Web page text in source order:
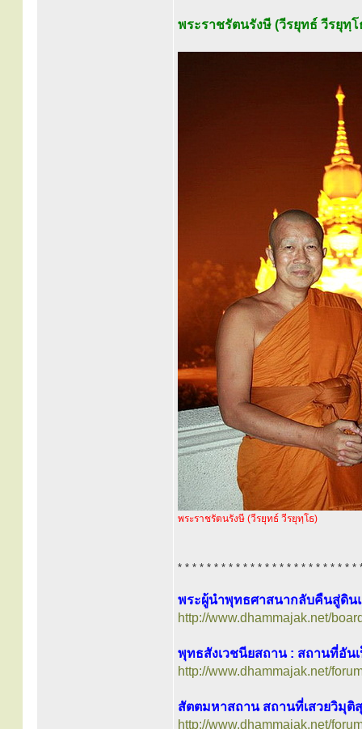
พระราชรัตนรังษี (วีรยุทธ์ วีรยุทฺ
พระราชรัตนรังษี (วีรยุทธ์ วีรยุทฺโธ)
* * * * * * * * * * * * * * * * * * * * * * * * *
พระผู้นำพุทธศาสนากลับคืนสู่ดิน
http://www.dhammajak.net/
พุทธสังเวชนียสถาน : สถานที่อัน
http://www.dhammajak.net/
สัตตมหาสถาน สถานที่เสวยวิมุติ
http://www.dhammajak.net/